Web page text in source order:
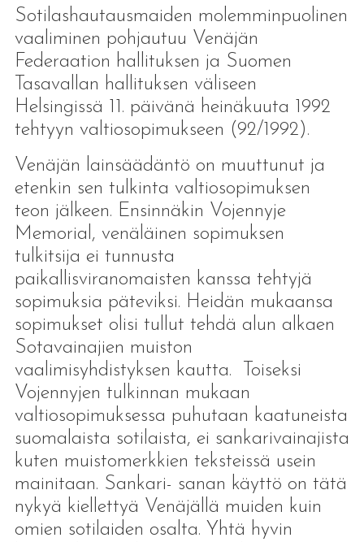
Sotilashautausmaiden molemminpuolinen
vaaliminen pohjautuu Venäjän
Federaation hallituksen ja Suomen
Tasavallan hallituksen väliseen
Helsingissä 11. päivänä heinäkuuta 1992
tehtyyn valtiosopimukseen (92/1992).
Venäjän lainsäädäntö on muuttunut ja
etenkin sen tulkinta valtiosopimuksen
teon jälkeen. Ensinnäkin Vojennyje
Memorial, venäläinen sopimuksen
tulkitsija ei tunnusta
paikallisviranomaisten kanssa tehtyjä
sopimuksia päteviksi. Heidän mukaansa
sopimukset olisi tullut tehdä alun alkaen
Sotavainajien muiston
vaalimisyhdistyksen kautta. Toiseksi
Vojennyjen tulkinnan mukaan
valtiosopimuksessa puhutaan kaatuneista
suomalaista sotilaista, ei sankarivainajista
kuten muistomerkkien teksteissä usein
mainitaan. Sankari- sanan käyttö on tätä
nykyä kiellettyä Venäjällä muiden kuin
omien sotilaiden osalta. Yhtä hyvin